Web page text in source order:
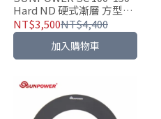
Hard ND 硬式漸層 方型減
光濾鏡
NT$3,500NT$4,400
加入購物車